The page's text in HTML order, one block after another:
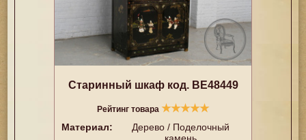
Старинный шкаф код. BE48449
Рейтинг товара ★★★★★
Материал:
Дерево / Поделочный
камень